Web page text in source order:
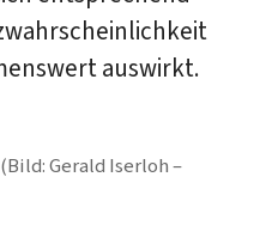
auswirkt.
Gerald Iserloh –